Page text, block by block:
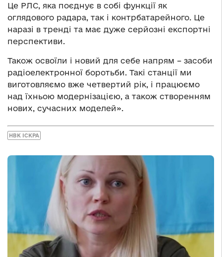
Це РЛС, яка поєднує в собі функції як
оглядового радара, так і контрбатарейного. Це
наразі в тренді та має дуже серйозні експортні
перспективи.
Також освоїли і новий для себе напрям – засоби
радіоелектронної боротьби. Такі станції ми
виготовляємо вже четвертий рік, і працюємо
над їхньою модернізацією, а також створенням
нових, сучасних моделей».
НВК ІСКРА